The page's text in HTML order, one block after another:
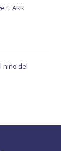
FLAKK
niño del